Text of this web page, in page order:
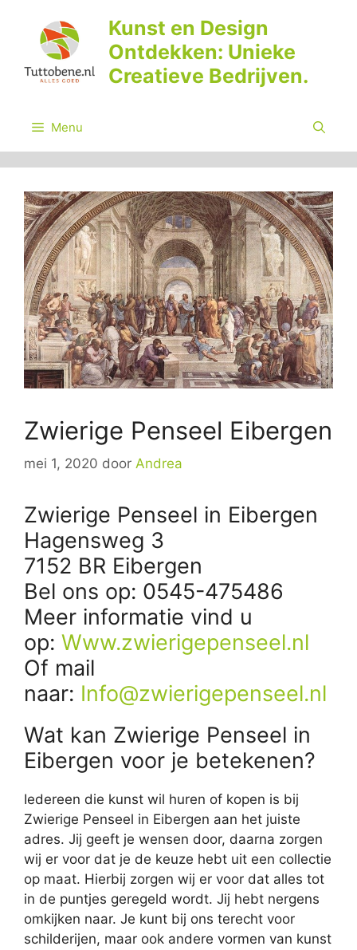
inhoud
Kunst en Design
Ontdekken: Unieke
Creatieve Bedrijven.
Menu
Zwierige Penseel Eibergen
mei 1, 2020 door Andrea
Zwierige Penseel in Eibergen
Hagensweg 3
7152 BR Eibergen
Bel ons op: 0545-475486
Meer informatie vind u
op: Www.zwierigepenseel.nl
Of mail
naar: Info@zwierigepenseel.nl
Wat kan Zwierige Penseel in
Eibergen voor je betekenen?
Iedereen die kunst wil huren of kopen is bij
Zwierige Penseel in Eibergen aan het juiste
adres. Jij geeft je wensen door, daarna zorgen
wij er voor dat je de keuze hebt uit een collectie
op maat. Hierbij zorgen wij er voor dat alles tot
in de puntjes geregeld wordt. Jij hebt nergens
omkijken naar. Je kunt bij ons terecht voor
schilderijen, maar ook andere vormen van kunst